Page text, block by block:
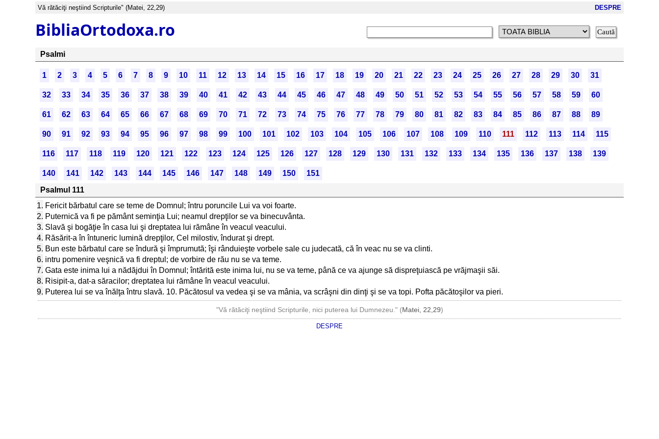
Vă rătăciţi neştiind Scripturile" (Matei, 22,29) DESPRE
BibliaOrtodoxa.ro
Psalmi
1 2 3 4 5 6 7 8 9 10 11 12 13 14 15 16 17 18 19 20 21 22 23 24 25 26 27 28 29 30 31
32 33 34 35 36 37 38 39 40 41 42 43 44 45 46 47 48 49 50 51 52 53 54 55 56 57 58 59 60
61 62 63 64 65 66 67 68 69 70 71 72 73 74 75 76 77 78 79 80 81 82 83 84 85 86 87 88 89
90 91 92 93 94 95 96 97 98 99 100 101 102 103 104 105 106 107 108 109 110 111 112 113 114 115
116 117 118 119 120 121 122 123 124 125 126 127 128 129 130 131 132 133 134 135 136 137 138 139
140 141 142 143 144 145 146 147 148 149 150
151
Psalmul 111
1. Fericit bărbatul care se teme de Domnul; întru poruncile Lui va voi foarte.
2. Puternică va fi pe pământ seminţia Lui; neamul drepţilor se va binecuvânta.
3. Slavă şi bogăţie în casa lui şi dreptatea lui rămâne în veacul veacului.
4. Răsărit-a în întuneric lumină drepţilor, Cel milostiv, îndurat şi drept.
5. Bun este bărbatul care se îndură şi împrumută; îşi rânduieşte vorbele sale cu judecată, că în veac nu se va clinti.
6. intru pomenire veşnică va fi dreptul; de vorbire de rău nu se va teme.
7. Gata este inima lui a nădăjdui în Domnul; întărită este inima lui, nu se va teme, până ce va ajunge să dispreţuiască pe vrăjmaşii săi.
8. Risipit-a, dat-a săracilor; dreptatea lui rămâne în veacul veacului.
9. Puterea lui se va înălţa întru slavă. 10. Păcătosul va vedea şi se va mânia, va scrâşni din dinţi şi se va topi. Pofta păcătoşilor va pieri.
"Vă rătăciţi neştiind Scripturile, nici puterea lui Dumnezeu." (Matei, 22,29)
DESPRE